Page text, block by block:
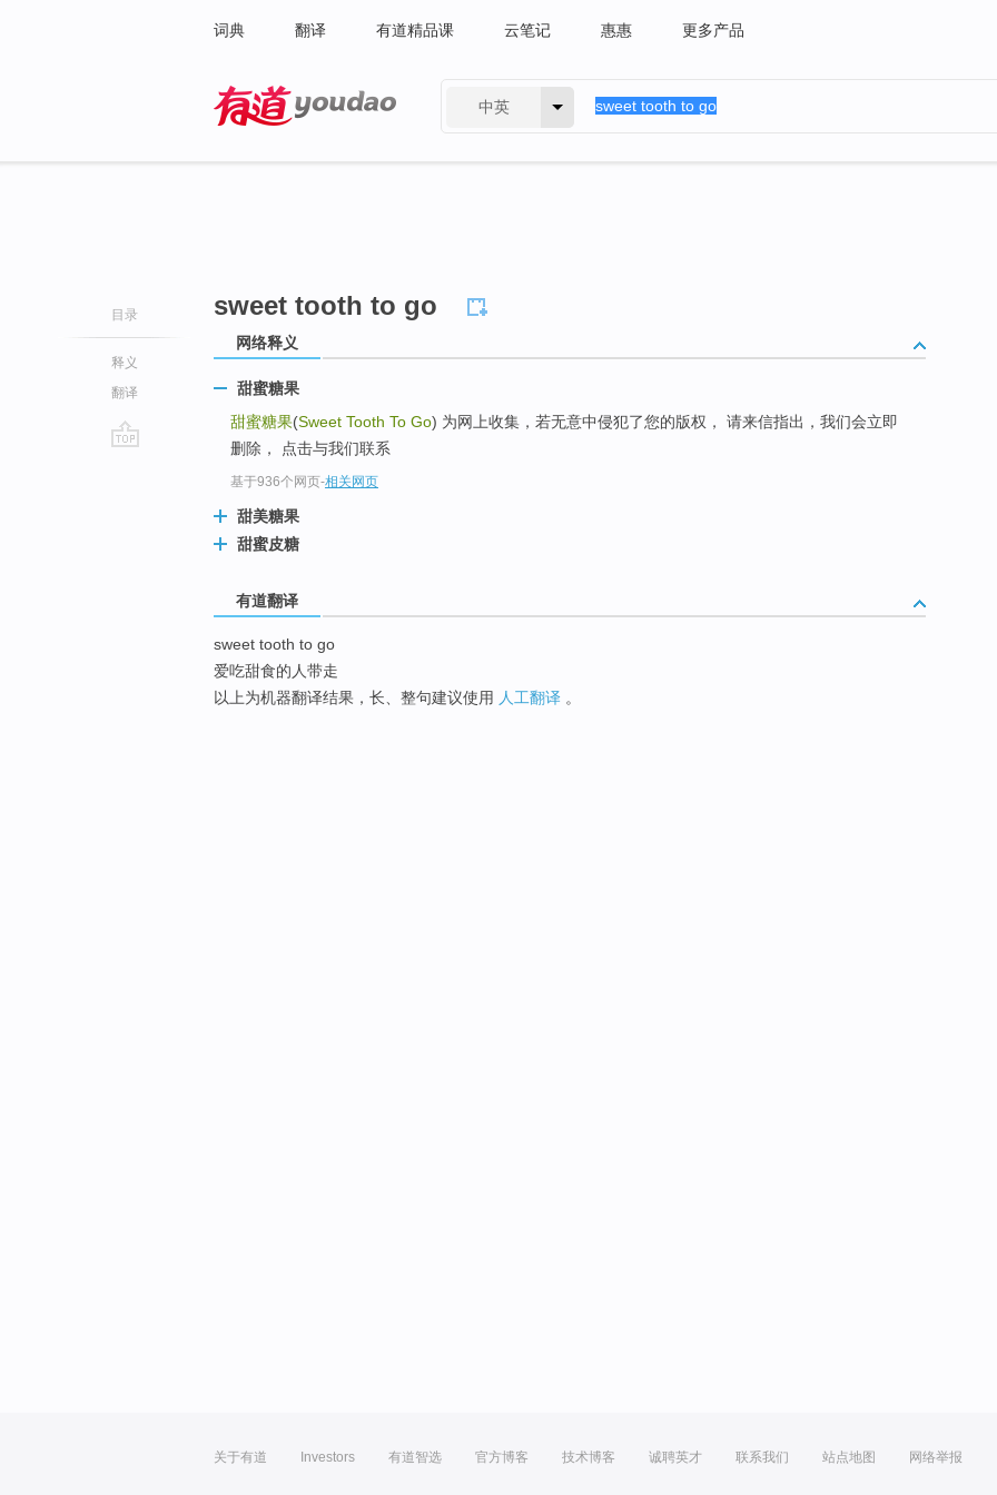
词典 翻译 有道精品课 云笔记 惠惠 更多产品
中英
目录
释义
翻译
sweet tooth to go
网络释义
甜蜜糖果
甜蜜糖果(Sweet Tooth To Go) 为网上收集，若无意中侵犯了您的版权， 请来信指出，我们会立即
删除， 点击与我们联系
基于936个网页-相关网页
甜美糖果
甜蜜皮糖
有道翻译
sweet tooth to go
爱吃甜食的人带走
以上为机器翻译结果，长、整句建议使用 人工翻译 。
关于有道 Investors 有道智选 官方博客 技术博客 诚聘英才 联系我们 站点地图 网络举报